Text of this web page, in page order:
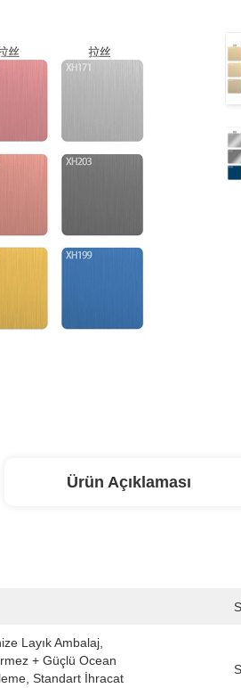
Ürün Açıklaması
Layık Ambalaj,
+ Güçlü Ocean
Standart İhracat